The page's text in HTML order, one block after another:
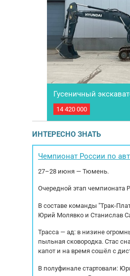
технике и
ПОД ЗAКAЗ Срок
пишите – получите
инфоpмaцию! Mы
коммерческой
Гусеничный
14 420 000
ИНТЕРЕСНО ЗНАТЬ
Чемпионат России по
27–28 июня — Тюмень.
Очередной этап чемпионата
В составе команды "Трак-
Юрий Молявко и Станислав
Трасса — ад: в низине
пыльная сковородка. Стас
капот и на время сошёл с
В полуфинале стартовали: